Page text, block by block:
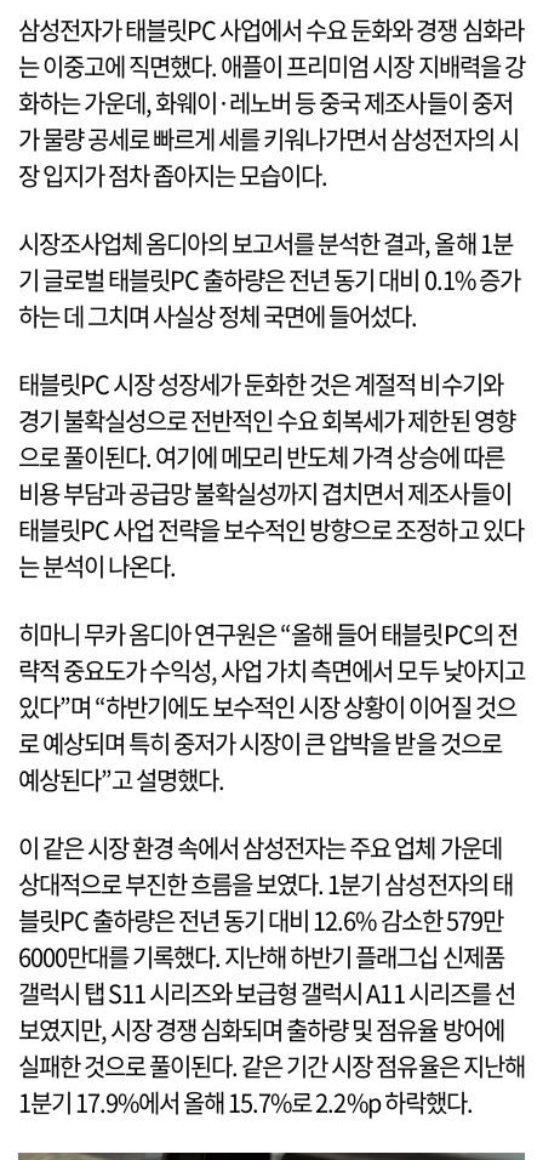
삼성전자가 태블릿PC 사업에서 수요 둔화와 경쟁 심화라
는 이중고에 직면했다. 애플이 프리미엄 시장 지배력을 강
화하는 가운데, 화웨이·레노버 등 중국 제조사들이 중저
가 물량 공세로 빠르게 세를 키워나가면서 삼성전자의 시
장 입지가 점차 좁아지는 모습이다.
시장조사업체 옴디아의 보고서를 분석한 결과, 올해 1분
기 글로벌 태블릿PC 출하량은 전년 동기 대비 0.1% 증가
하는 데 그치며 사실상 정체 국면에 들어섰다.
태블릿PC 시장 성장세가 둔화한 것은 계절적 비수기와
경기 불확실성으로 전반적인 수요 회복세가 제한된 영향
으로 풀이된다. 여기에 메모리 반도체 가격 상승에 따른
비용 부담과 공급망 불확실성까지 겹치면서 제조사들이
태블릿PC 사업 전략을 보수적인 방향으로 조정하고 있다
는 분석이 나온다.
히마니 무카 옴디아 연구원은 “올해 들어 태블릿PC의 전
략적 중요도가 수익성, 사업 가치 측면에서 모두 낮아지고
있다”며 “하반기에도 보수적인 시장 상황이 이어질 것으
로 예상되며 특히 중저가 시장이 큰 압박을 받을 것으로
예상된다”고 설명했다.
이 같은 시장 환경 속에서 삼성전자는 주요 업체 가운데
상대적으로 부진한 흐름을 보였다. 1분기 삼성전자의 태
블릿PC 출하량은 전년 동기 대비 12.6% 감소한 579만
6000만대를 기록했다. 지난해 하반기 플래그십 신제품
갤럭시 탭 S11 시리즈와 보급형 갤럭시 A11 시리즈를 선
보였지만, 시장 경쟁 심화되며 출하량 및 점유율 방어에
실패한 것으로 풀이된다. 같은 기간 시장 점유율은 지난해
1분기 17.9%에서 올해 15.7%로 2.2%p 하락했다.